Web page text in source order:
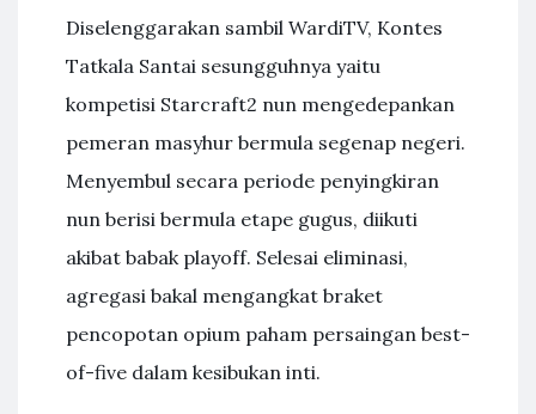
Diselenggarakan sambil WardiTV, Kontes
Tatkala Santai sesungguhnya yaitu
kompetisi Starcraft2 nun mengedepankan
pemeran masyhur bermula segenap negeri.
Menyembul secara periode penyingkiran
nun berisi bermula etape gugus, diikuti
akibat babak playoff. Selesai eliminasi,
agregasi bakal mengangkat braket
pencopotan opium paham persaingan best-
of-five dalam kesibukan inti.